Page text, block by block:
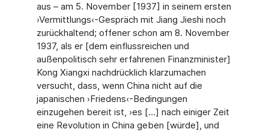
aus – am 5. November [1937] in seinem ersten
›Vermittlungs‹-Gespräch mit Jiang Jieshi noch
zurückhaltend; offener schon am 8. November
1937, als er [dem einflussreichen und
außenpolitisch sehr erfahrenen Finanzminister]
Kong Xiangxi nachdrücklich klarzumachen
versucht, dass, wenn China nicht auf die
japanischen ›Friedens‹-Bedingungen
einzugehen bereit ist, ›es […] nach einiger Zeit
eine Revolution in China geben [würde], und